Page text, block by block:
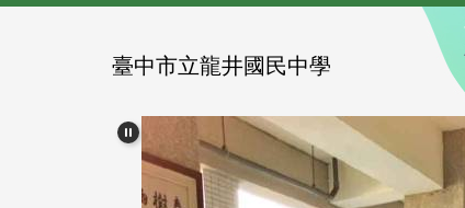
臺中市立龍井國民中學